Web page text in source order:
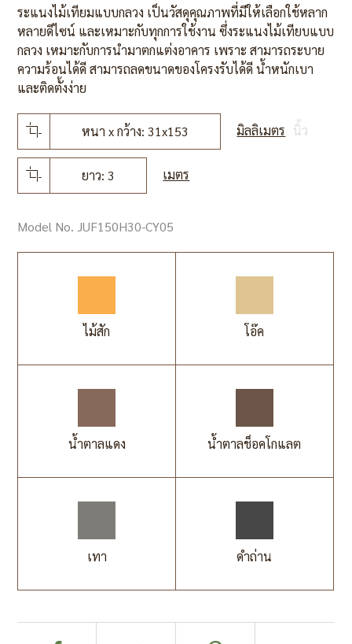
ระแนงไม้เทียมแบบกลวง เป็นวัสดุคุณภาพที่มีให้เลือกใช้หลาก
หลายดีไซน์ และเหมาะกับทุกการใช้งาน ซึ่งระแนงไม้เทียบแบบ
กลวง เหมาะกับการนำมาตกแต่งอาคาร เพราะ สามารถระบาย
ความร้อนได้ดี สามารถลดขนาดของโครงรับได้ดี น้ำหนักเบา
และติดตั้งง่าย
หนา x กว้าง: 31x153 มิลลิเมตร นิ้ว
ยาว: 3 เมตร
Model No. JUF150H30-CY05
ไม้สัก โอ๊ค
น้ำตาลแดง น้ำตาลช็อคโกแลต
เทา ดำถ่าน